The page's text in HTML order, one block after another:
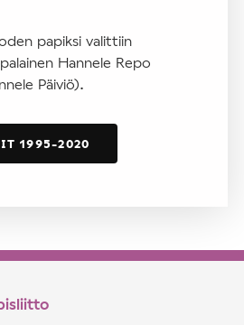
papiksi valittiin
Hannele Repo
Päiviö).
1995-2020